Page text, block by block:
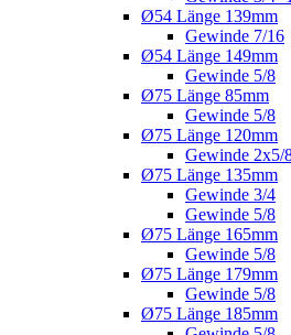
Ø54 Länge 139mm
Gewinde 7/16
Ø54 Länge 149mm
Gewinde 5/8
Ø75 Länge 85mm
Gewinde 5/8
Ø75 Länge 120mm
Gewinde 2x5/
Ø75 Länge 135mm
Gewinde 3/4
Gewinde 5/8
Ø75 Länge 165mm
Gewinde 5/8
Ø75 Länge 179mm
Gewinde 5/8
Ø75 Länge 185mm